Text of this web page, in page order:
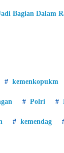
Bagian Dalam
kemenkopukm
Polri
kemendag